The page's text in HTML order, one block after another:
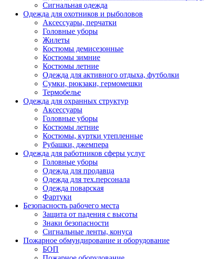
Сигнальная одежда
Одежда для охотников и рыболовов
Аксессуары, перчатки
Головные уборы
Жилеты
Костюмы демисезонные
Костюмы зимние
Костюмы летние
Одежда для активного отдыха, футболки
Сумки, рюкзаки, гермомешки
Термобелье
Одежда для охранных структур
Аксессуары
Головные уборы
Костюмы летние
Костюмы, куртки утепленные
Рубашки, джемпера
Одежда для работников сферы услуг
Головные уборы
Одежда для продавца
Одежда для тех.персонала
Одежда поварская
Фартуки
Безопасность рабочего места
Защита от падения с высоты
Знаки безопасности
Сигнальные ленты, конуса
Пожарное обмундирование и оборудование
БОП